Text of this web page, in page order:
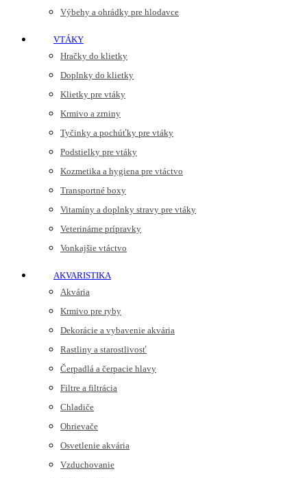
Výbehy a ohrádky pre hlodavce
VTÁKY
Hračky do klietky
Doplnky do klietky
Klietky pre vtáky
Krmivo a zrniny
Tyčinky a pochúťky pre vtáky
Podstielky pre vtáky
Kozmetika a hygiena pre vtáctvo
Transportné boxy
Vitamíny a doplnky stravy pre vtáky
Veterinárne prípravky
Vonkajšie vtáctvo
AKVARISTIKA
Akvária
Krmivo pre ryby
Dekorácie a vybavenie akvária
Rastliny a starostlivosť
Čerpadlá a čerpacie hlavy
Filtre a filtrácia
Chladiče
Ohrievače
Osvetlenie akvária
Vzduchovanie